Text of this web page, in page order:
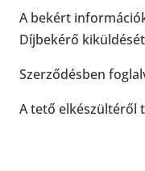
A bekért
Díjbekérő
Szerződésben
A tető elkészültéről